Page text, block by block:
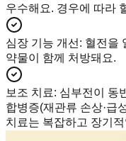
우수해요. 경우에 따라
심장 기능 개선 : 혈전을
약물이 함께 처방돼요.
보조 치료: 심부전이 동
합병증(재관류 손상·급
치료는 복잡하고 장기